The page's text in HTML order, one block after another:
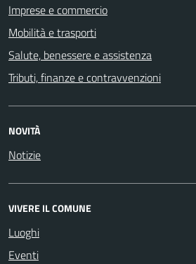
Imprese e commercio
Mobilità e trasporti
Salute, benessere e assistenza
Tributi, finanze e contravvenzioni
NOVITÀ
Notizie
VIVERE IL COMUNE
Luoghi
Eventi